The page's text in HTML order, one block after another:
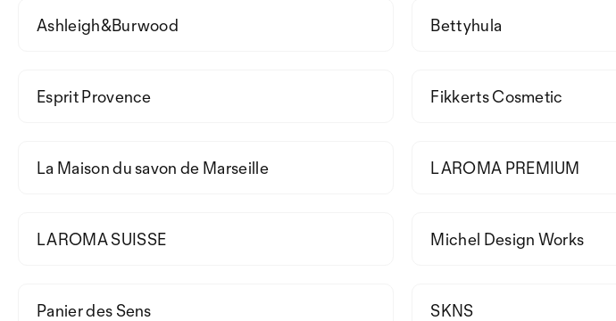
Ashleigh&Burwood Bettyhula
Esprit Provence Fikkerts Cosmetic
La Maison du savon de Marseille LAROMA PREMIUM
LAROMA SUISSE Michel Design Works
Panier des Sens SKNS